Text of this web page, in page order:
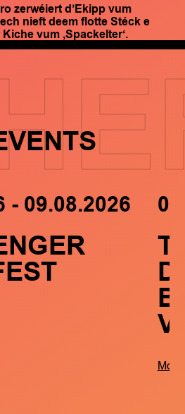
zerwéiert d’Ekipp vum
nieft deem flotte Stéck e
vum ‚Spackelter‘.
- 09.08.2026